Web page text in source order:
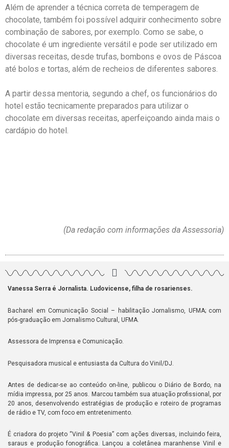
Além de aprender a técnica correta de temperagem de
chocolate, também foi possível adquirir conhecimento sobre
combinação de sabores, por exemplo. Como se sabe, o
chocolate é um ingrediente versátil e pode ser utilizado em
diversas receitas, desde trufas, bombons e ovos de Páscoa
até bolos e tortas, além de recheios de diferentes sabores.
A partir dessa mentoria, segundo a chef, os funcionários do
hotel estão tecnicamente preparados para utilizar o
chocolate em diversas receitas, aperfeiçoando ainda mais o
cardápio do hotel.
(Da redação com informações da Assessoria)
Vanessa Serra é Jornalista. Ludovicense, filha de rosarienses.
Bacharel em Comunicação Social – habilitação Jornalismo, UFMA; com
pós-graduação em Jornalismo Cultural, UFMA.
Assessora de Imprensa e Comunicação.
Pesquisadora musical e entusiasta da Cultura do Vinil/DJ.
Antes de dedicar-se ao conteúdo on-line, publicou o Diário de Bordo, na
mídia impressa, por 25 anos. Marcou também sua atuação profissional, por
20 anos, desenvolvendo estratégias de produção e roteiro de programas
de rádio e TV, com foco em entretenimento.
É criadora do projeto “Vinil & Poesia” com ações diversas, incluindo feira,
saraus e produção fonográfica. Lançou a coletânea maranhense Vinil e